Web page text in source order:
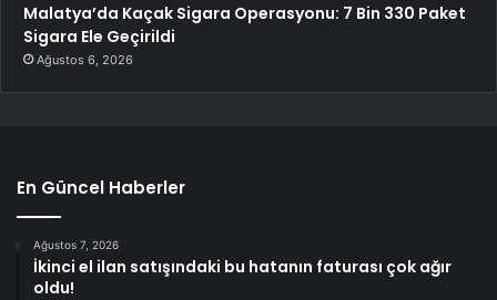
Malatya’da Kaçak Sigara Operasyonu: 7 Bin 330 Paket
Sigara Ele Geçirildi
Ağustos 6, 2026
En Güncel Haberler
Ağustos 7, 2026
İkinci el ilan satışındaki bu hatanın faturası çok ağır
oldu!